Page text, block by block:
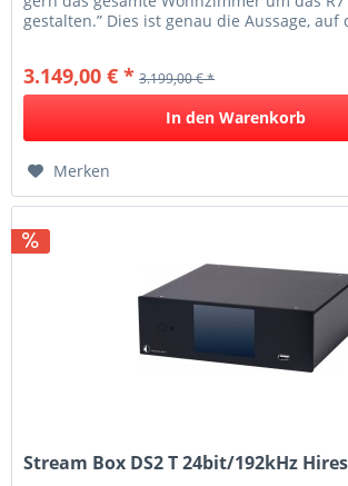
gestalten.” Dies ist genau die Aussage, auf
3.149,00 € * 3.199,00 € *
In den Warenkorb
Merken
Stream Box DS2 T 24bit/192kHz